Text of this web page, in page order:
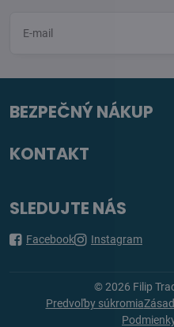
BEZPEČNÝ NÁKUP
KONTAKT
SLEDUJTE NÁS
Facebook Instagram
©2026 Filip
Predvoľby súkromia